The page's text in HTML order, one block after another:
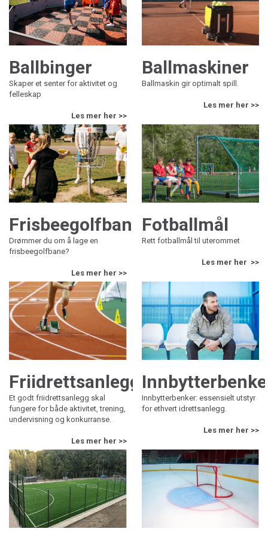
Ballbinger
Skaper et senter for aktivitet og
felleskap
Les mer her >>
Ballmaskiner
Ballmaskin gir optimalt spill.
Les mer her >>
Frisbeegolfbane
Drømmer du om å lage en
frisbeegolfbane?
Les mer her >>
Fotballmål
Rett fotballmål til uterommet
Les mer her >>
Friidrettsanlegg
Et godt friidrettsanlegg skal
fungere for både aktivitet, trening,
undervisning og konkurranse.
Les mer her >>
Innbytterbenker: essensielt utstyr
for ethvert idrettsanlegg.
Les mer her >>